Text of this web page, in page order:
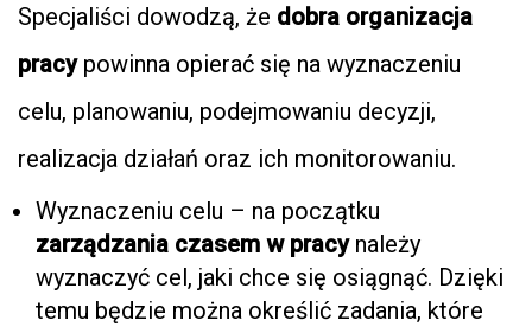
Specjaliści dowodzą, że dobra organizacja
pracypowinna opierać się na wyznaczeniu
celu, planowaniu, podejmowaniu decyzji,
realizacja działań oraz ich monitorowaniu.
Wyznaczeniu celu – na początku
zarządzania czasem w pracynależy
wyznaczyć cel, jaki chce się osiągnąć. Dzięki
temu będzie można określić zadania, które